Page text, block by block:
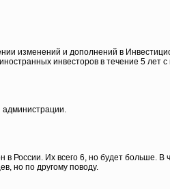
изменений и дополнений в
инвесторов в течение 5 лет
администрации.
России. Их всего 6, но будет больше.
но по другому поводу.